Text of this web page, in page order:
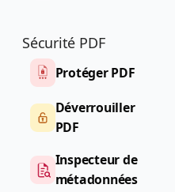
Sécurité PDF
Protéger PDF
Déverrouiller
PDF
Inspecteur de
métadonnées